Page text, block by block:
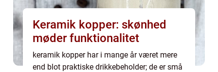
Keramik kopper: skønhed
møder funktionalitet
keramik kopper har i mange år været mere
end blot praktiske drikkebeholder; de er små